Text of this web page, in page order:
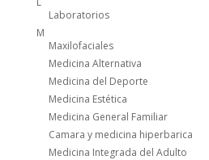
Laboratorios
M
Maxilofaciales
Medicina Alternativa
Medicina del Deporte
Medicina Estética
Medicina General Familiar
Camara y medicina hiperbarica
Medicina Integrada del Adulto